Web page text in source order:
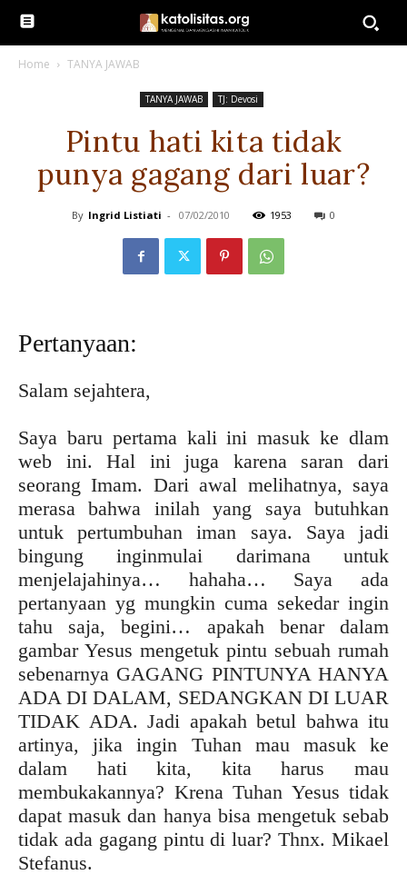
Home TANYA JAWAB
TANYA JAWAB TJ: Devosi
Pintu hati kita tidak
punya gagang dari luar?
By Ingrid Listiati - 07/02/2010 1953 0
Pertanyaan:
Salam sejahtera,
Saya baru pertama kali ini masuk ke dlam
web ini. Hal ini juga karena saran dari
seorang Imam. Dari awal melihatnya, saya
merasa bahwa inilah yang saya butuhkan
untuk pertumbuhan iman saya. Saya jadi
bingung inginmulai darimana untuk
menjelajahinya… hahaha… Saya ada
pertanyaan yg mungkin cuma sekedar ingin
tahu saja, begini… apakah benar dalam
gambar Yesus mengetuk pintu sebuah rumah
sebenarnya GAGANG PINTUNYA HANYA
ADA DI DALAM, SEDANGKAN DI LUAR
TIDAK ADA. Jadi apakah betul bahwa itu
artinya, jika ingin Tuhan mau masuk ke
dalam hati kita, kita harus mau
membukakannya? Krena Tuhan Yesus tidak
dapat masuk dan hanya bisa mengetuk sebab
tidak ada gagang pintu di luar? Thnx. Mikael
Stefanus.